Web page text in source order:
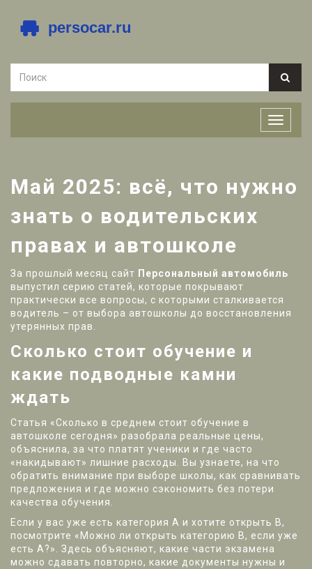
Май 2025: всё, что нужно
знать о водительских
правах и автошколе
За прошлый месяц сайт Персональный автомобиль
выпустил серию статей, которые покрывают
практически все вопросы, с которыми сталкивается
водитель – от выбора автошколы до восстановления
утерянных прав.
Сколько стоит обучение и
какие подводные камни
ждать
Статья «Сколько в среднем стоит обучение в
автошколе сегодня» разобрала реальные цены,
объяснила, за что платят ученики и где часто
«накидывают» лишние расходы. Вы узнаете, на что
обратить внимание при выборе школы, как сравнивать
предложения и где можно сэкономить без потери
качества обучения.
Если у вас уже есть категория A и хотите открыть B,
посмотрите «Можно ли открыть категорию B, если уже
есть A?». Здесь объясняют, какие части экзамена
можно сдавать повторно, какие документы нужны и